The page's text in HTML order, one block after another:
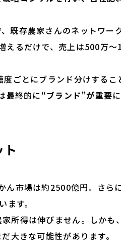
既存農家さんのネットワー
えるだけで、売上は500万
度ごとにブランド分けする
最終的に“ブランド”が重要
市場は約2500億円。さら
す。
所得は伸びません。しかも
大きな可能性があります。